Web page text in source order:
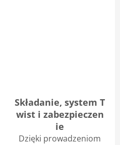
Składanie, system T
wist i zabezpieczen
ie
Dzięki prowadzeniom